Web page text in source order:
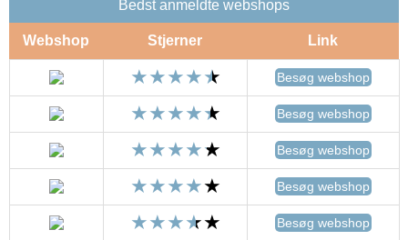
Bedst anmeldte webshops
Webshop Stjerner Link
Besøg webshop
Besøg webshop
Besøg webshop
Besøg webshop
Besøg webshop